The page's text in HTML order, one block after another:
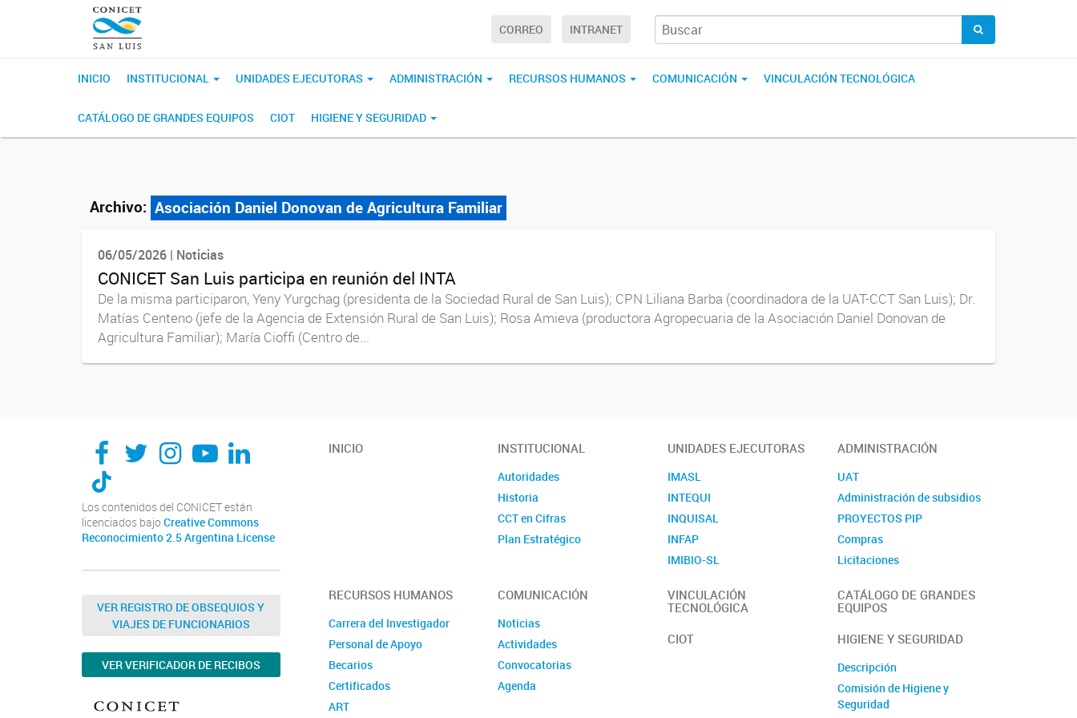
CORREO INTRANET
INICIO INSTITUCIONAL UNIDADES EJECUTORAS ADMINISTRACIÓN RECURSOS HUMANOS COMUNICACIÓN VINCULACIÓN TECNOLÓGICA
CATÁLOGO DE GRANDES EQUIPOS CIOT HIGIENE Y SEGURIDAD
Archivo: Asociación Daniel Donovan de Agricultura Familiar
06/05/2026 | Noticias
CONICET San Luis participa en reunión del INTA
De la misma participaron, Yeny Yurgchag (presidenta de la Sociedad Rural de San Luis); CPN Liliana Barba (coordinadora de la UAT-CCT San Luis); Dr.
Matías Centeno (jefe de la Agencia de Extensión Rural de San Luis); Rosa Amieva (productora Agropecuaria de la Asociación Daniel Donovan de
Agricultura Familiar); María Cioffi (Centro de...
Los contenidos del CONICET están
licenciados bajo Creative Commons
Reconocimiento 2.5 Argentina License
VER REGISTRO DE OBSEQUIOS Y
VIAJES DE FUNCIONARIOS
VER VERIFICADOR DE RECIBOS
INICIO INSTITUCIONAL
Autoridades
Historia
CCT en Cifras
Plan Estratégico
UNIDADES EJECUTORAS
IMASL
INTEQUI
INQUISAL
INFAP
IMIBIO-SL
ADMINISTRACIÓN
UAT
Administración de subsidios
PROYECTOS PIP
Compras
Licitaciones
RECURSOS HUMANOS
Carrera del Investigador
Personal de Apoyo
Becarios
Certificados
ART
COMUNICACIÓN
Noticias
Actividades
Convocatorias
Agenda
VINCULACIÓN
TECNOLÓGICA
CATÁLOGO DE GRANDES
EQUIPOS
CIOT
HIGIENE Y SEGURIDAD
Descripción
Comisión de Higiene y
Seguridad